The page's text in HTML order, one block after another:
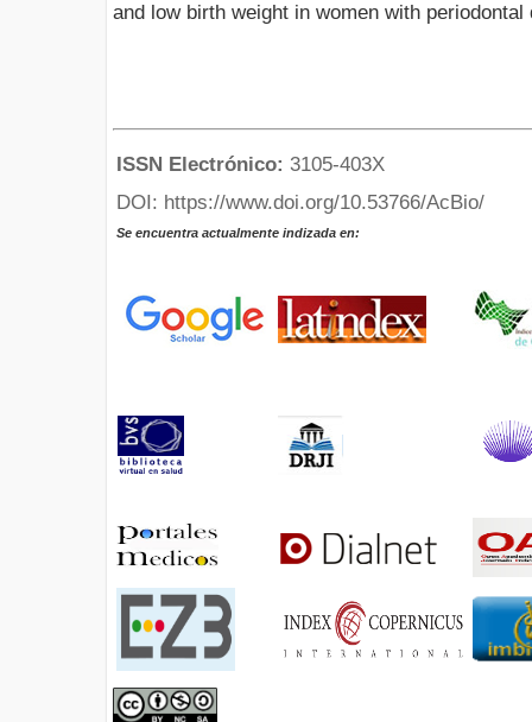
and low birth weight in women with
ISSN Electrónico: 3105-403X
DOI: https://www.doi.org/10.53766/AcBio/
Se encuentra actualmente indizada en: